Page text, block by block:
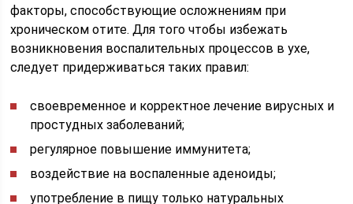
факторы, способствующие осложнениям при
хроническом отите. Для того чтобы избежать
возникновения воспалительных процессов в ухе,
следует придерживаться таких правил:
своевременное и корректное лечение вирусных и
простудных заболеваний;
регулярное повышение иммунитета;
воздействие на воспаленные аденоиды;
употребление в пищу только натуральных